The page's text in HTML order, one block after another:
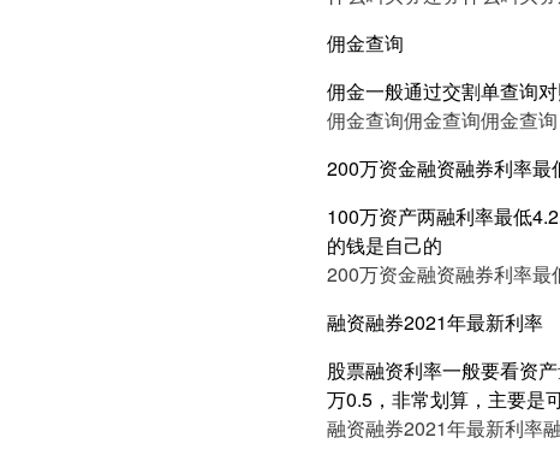
佣金查询
佣金一般通过交割单查询
佣金查询佣金查询佣金查询
200万资金融资融券利率最
100万资产两融利率最低
的钱是自己的
200万资金融资融券利率最
融资融券2021年最新利率
股票融资利率一般要看资
万0.5，非常划算，主要是
融资融券2021年最新利率